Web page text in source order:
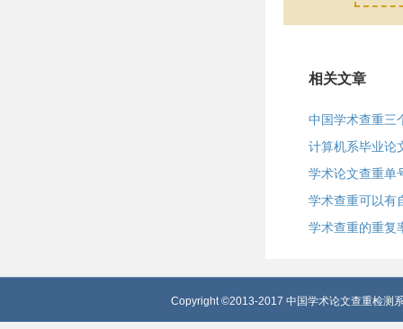
相关文章
中国学术查重三
计算机系毕业论
学术论文查重单
学术查重可以有
学术查重的重复
Copyright ©2013-2017 中国学术论文查重检